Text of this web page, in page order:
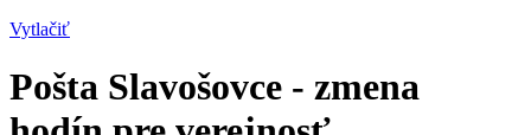
Vytlačiť
Pošta Slavošovce - zmena